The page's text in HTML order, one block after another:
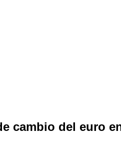
cambio del euro